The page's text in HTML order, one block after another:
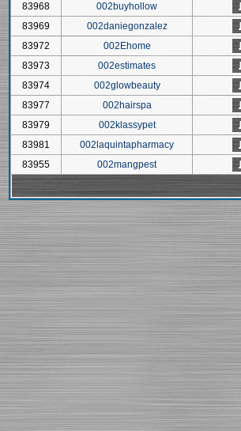
83968
002buyhollow
83969
002daniegonzalez
83972
002Ehome
83973
002estimates
83974
002glowbeauty
83977
002hairspa
83979
002klassypet
83981
002laquintapharmacy
83955
002mangpest